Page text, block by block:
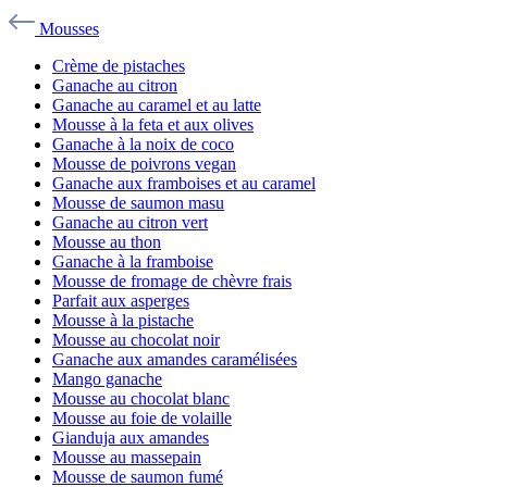
Mousses
Crème de pistaches
Ganache au citron
Ganache au caramel et au latte
Mousse à la feta et aux olives
Ganache à la noix de coco
Mousse de poivrons vegan
Ganache aux framboises et au caramel
Mousse de saumon masu
Ganache au citron vert
Mousse au thon
Ganache à la framboise
Mousse de fromage de chèvre frais
Parfait aux asperges
Mousse à la pistache
Mousse au chocolat noir
Ganache aux amandes caramélisées
Mango ganache
Mousse au chocolat blanc
Mousse au foie de volaille
Gianduja aux amandes
Mousse au massepain
Mousse de saumon fumé